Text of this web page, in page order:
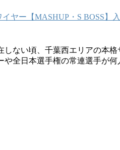
ヤー【MASHUP・S BOSS】
ない頃、千葉西エリアの本
全日本選手権の常連選手が何